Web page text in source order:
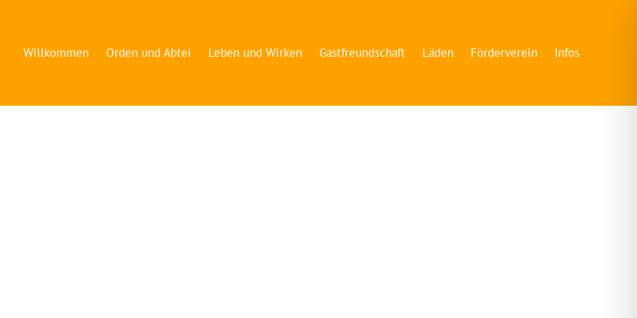
Willkommen Orden und Abtei Leben und Wirken Gastfreundschaft Läden Förderverein Infos